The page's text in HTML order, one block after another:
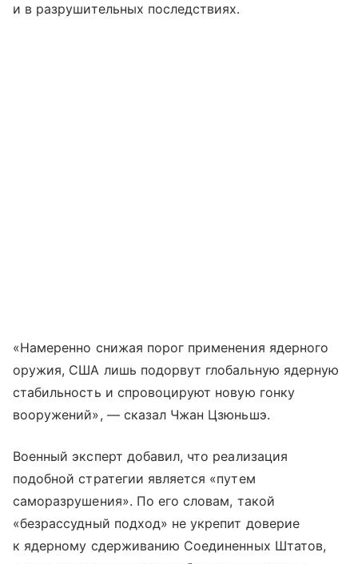
и в разрушительных последствиях.
«Намеренно снижая порог применения ядерного
оружия, США лишь подорвут глобальную ядерную
стабильность и спровоцируют новую гонку
вооружений», — сказал Чжан Цзюньшэ.
Военный эксперт добавил, что реализация
подобной стратегии является «путем
саморазрушения». По его словам, такой
«безрассудный подход» не укрепит доверие
к ядерному сдерживанию Соединенных Штатов,